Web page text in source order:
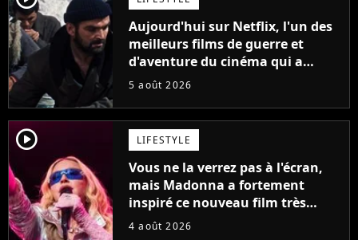
Aujourd'hui sur Netflix, l'un des
meilleurs films de guerre et
d'aventure du cinéma qui a
connu un succès retentissant à
5 août 2026
player2 LIFESTYLE
Vous ne la verrez pas à l'écran,
mais Madonna a fortement
inspiré ce nouveau film très
attendu
4 août 2026